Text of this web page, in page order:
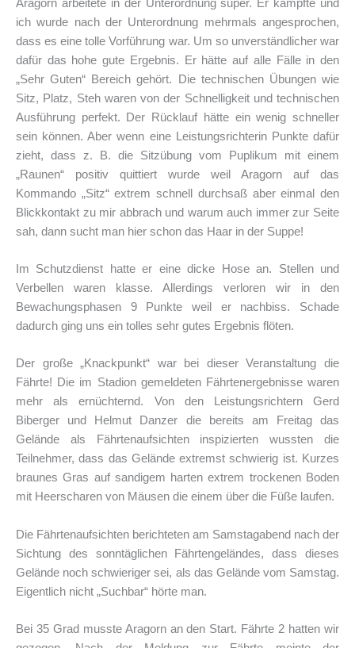
Aragorn arbeitete in der Unterordnung super. Er kämpfte und
ich wurde nach der Unterordnung mehrmals angesprochen,
dass es eine tolle Vorführung war. Um so unverständlicher war
dafür das hohe gute Ergebnis. Er hätte auf alle Fälle in den
„Sehr Guten“ Bereich gehört. Die technischen Übungen wie
Sitz, Platz, Steh waren von der Schnelligkeit und technischen
Ausführung perfekt. Der Rücklauf hätte ein wenig schneller
sein können. Aber wenn eine Leistungsrichterin Punkte dafür
zieht, dass z. B. die Sitzübung vom Puplikum mit einem
„Raunen“ positiv quittiert wurde weil Aragorn auf das
Kommando „Sitz“ extrem schnell durchsaß aber einmal den
Blickkontakt zu mir abbrach und warum auch immer zur Seite
sah, dann sucht man hier schon das Haar in der Suppe!
Im Schutzdienst hatte er eine dicke Hose an. Stellen und
Verbellen waren klasse. Allerdings verloren wir in den
Bewachungsphasen 9 Punkte weil er nachbiss. Schade
dadurch ging uns ein tolles sehr gutes Ergebnis flöten.
Der große „Knackpunkt“ war bei dieser Veranstaltung die
Fährte! Die im Stadion gemeldeten Fährtenergebnisse waren
mehr als ernüchternd. Von den Leistungsrichtern Gerd
Biberger und Helmut Danzer die bereits am Freitag das
Gelände als Fährtenaufsichten inspizierten wussten die
Teilnehmer, dass das Gelände extremst schwierig ist. Kurzes
braunes Gras auf sandigem harten extrem trockenen Boden
mit Heerscharen von Mäusen die einem über die Füße laufen.
Die Fährtenaufsichten berichteten am Samstagabend nach der
Sichtung des sonntäglichen Fährtengeländes, dass dieses
Gelände noch schwieriger sei, als das Gelände vom Samstag.
Eigentlich nicht „Suchbar“ hörte man.
Bei 35 Grad musste Aragorn an den Start. Fährte 2 hatten wir